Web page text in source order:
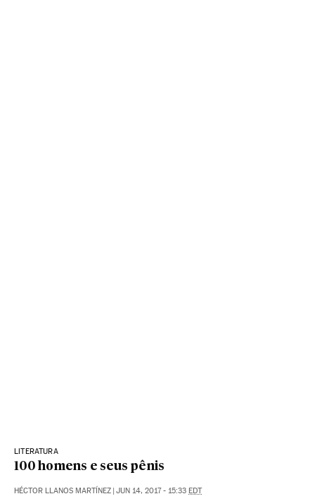
LITERATURA
100 homens e seus pênis
HÉCTOR LLANOS MARTÍNEZ JUN 14, 2017 - 15:33 EDT